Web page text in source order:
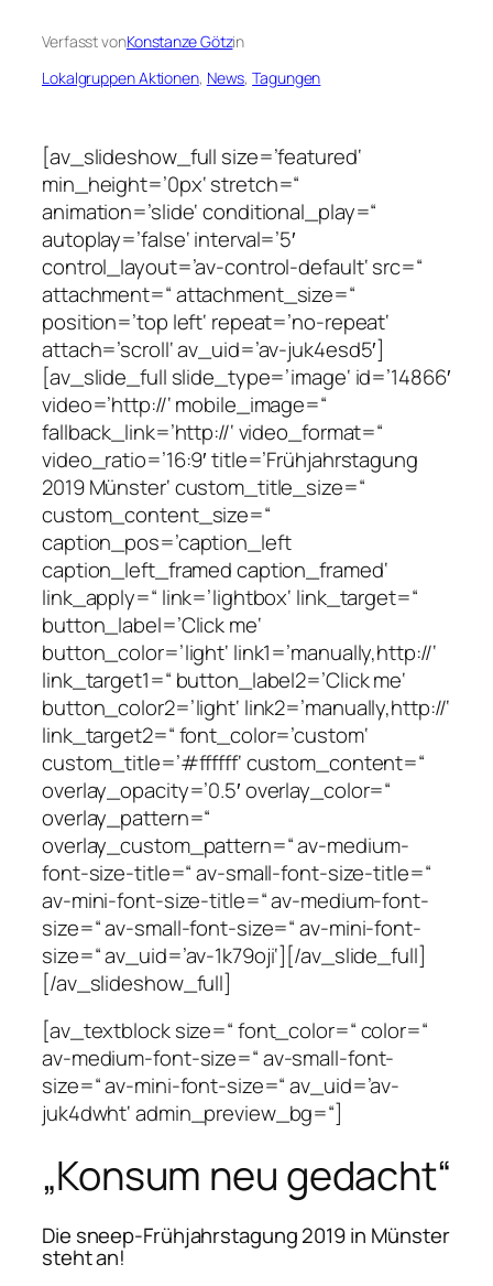
Verfasst vonKonstanze Götzin
Lokalgruppen Aktionen, News, Tagungen
[av_slideshow_full size=’featured‘
min_height=’0px‘ stretch=“
animation=’slide‘ conditional_play=“
autoplay=’false‘ interval=’5′
control_layout=’av-control-default‘ src=“
attachment=“ attachment_size=“
position=’top left‘ repeat=’no-repeat‘
attach=’scroll‘ av_uid=’av-juk4esd5′]
[av_slide_full slide_type=’image‘ id=’14866′
video=’http://‘ mobile_image=“
fallback_link=’http://‘ video_format=“
video_ratio=’16:9′ title=’Frühjahrstagung
2019 Münster‘ custom_title_size=“
custom_content_size=“
caption_pos=’caption_left
caption_left_framed caption_framed‘
link_apply=“ link=’lightbox‘ link_target=“
button_label=’Click me‘
button_color=’light‘ link1=’manually,http://‘
link_target1=“ button_label2=’Click me‘
button_color2=’light‘ link2=’manually,http://‘
link_target2=“ font_color=’custom‘
custom_title=’#ffffff‘ custom_content=“
overlay_opacity=’0.5′ overlay_color=“
overlay_pattern=“
overlay_custom_pattern=“ av-medium-
font-size-title=“ av-small-font-size-title=“
av-mini-font-size-title=“ av-medium-font-
size=“ av-small-font-size=“ av-mini-font-
size=“ av_uid=’av-1k79oji‘][/av_slide_full]
[/av_slideshow_full]
[av_textblock size=“ font_color=“ color=“
av-medium-font-size=“ av-small-font-
size=“ av-mini-font-size=“ av_uid=’av-
juk4dwht‘ admin_preview_bg=“]
„Konsum neu gedacht“
Die sneep-Frühjahrstagung 2019 in Münster
steht an!